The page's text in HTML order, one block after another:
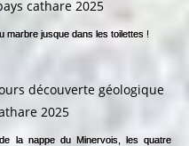
marbre jusque dans les toilettes !
la nappe du Minervois, les quatre